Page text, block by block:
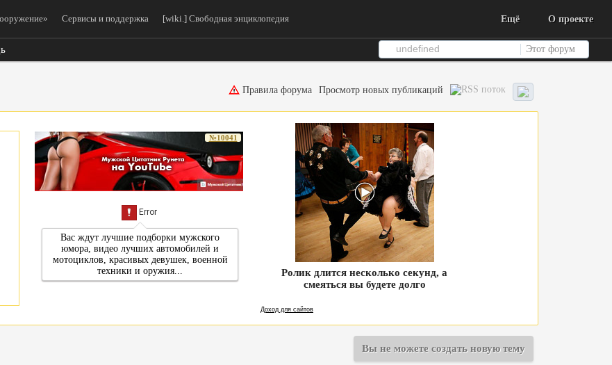
Ещё О проекте
Сервисы и поддержка [wiki.] Свободная энциклопедия
Правила форума Просмотр новых публикаций
№10041
Ролик длится несколько секунд, а
смеяться вы будете долго
Доход для сайтов
Вы не можете создать новую тему
Этот форум